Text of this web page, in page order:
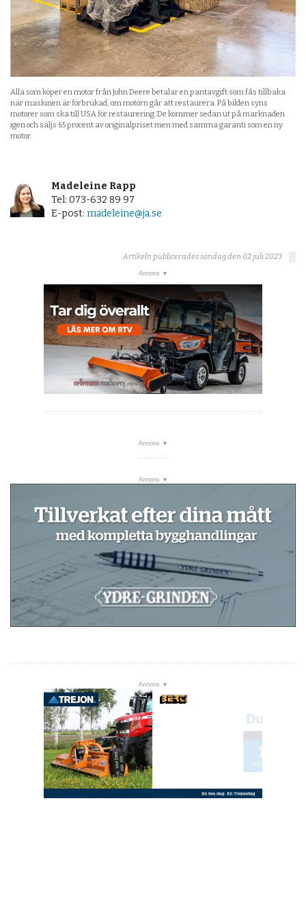
Alla som köper en motor från John Deere betalar en pantavgift som fås tillbaka
när maskinen är förbrukad, om motorn går att restaurera. På bilden syns
motorer som ska till USA för restaurering. De kommer sedan ut på marknaden
igen och säljs 65 procent av originalpriset men med samma garanti som en ny
motor.
Madeleine Rapp
Tel: 073-632 89 97
E-post: madeleine@ja.se
Artikeln publicerades söndag den 02 juli 2023